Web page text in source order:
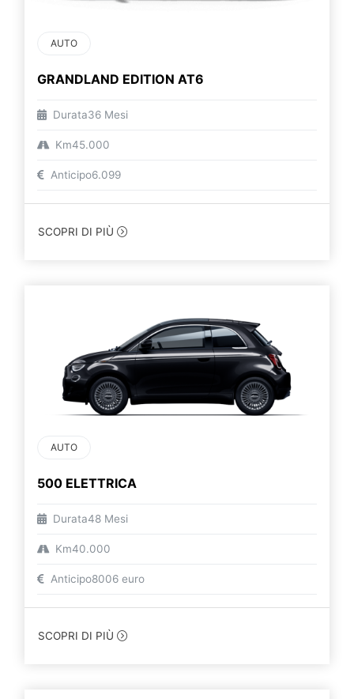
AUTO
GRANDLAND EDITION AT6
Durata36 Mesi
Km45.000
Anticipo6.099
SCOPRI DI PIÙ
AUTO
500 ELETTRICA
Durata48 Mesi
Km40.000
Anticipo8006 euro
SCOPRI DI PIÙ